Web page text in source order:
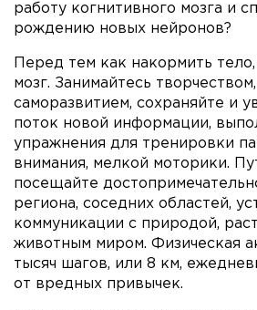
работу когнитивного мозга и
рождению новых нейронов?
Перед тем как накормить
мозг. Занимайтесь
саморазвитием, сохраняйте и
поток новой информации,
упражнения для тренировки
внимания, мелкой моторики.
посещайте
региона, соседних областей,
коммуникации с природой,
животным миром. Физическая
тысяч шагов, или 8 км,
от вредных привычек.